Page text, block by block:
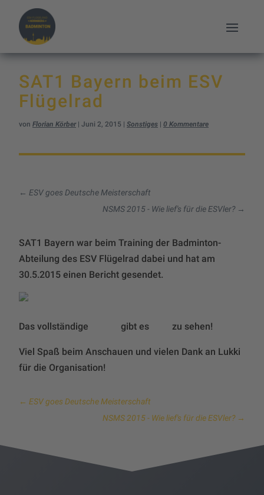
SAT1 Bayern beim ESV
Flügelrad
von Florian Körber| Juni 2, 2015 | Sonstiges | 0 Kommentare
← ESV goes Deutsche Meisterschaft
NSMS 2015 - Wie lief's für die ESVler?→
SAT1 Bayern war beim Training der Badminton-
Abteilung des ESV Flügelrad dabei und hat am
30.5.2015 einen Bericht gesendet.
Das vollständige gibt es zu sehen!
Viel Spaß beim Anschauen und vielen Dank an Lukki
für die Organisation!
← ESV goes Deutsche Meisterschaft
NSMS 2015 - Wie lief's für die ESVler?→